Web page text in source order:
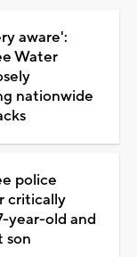
aware':
Water
nationwide
police
critically
year-old and
son